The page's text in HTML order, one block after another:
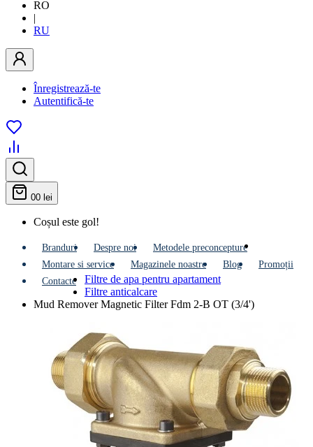
RO
|
RU
Înregistrează-te
Autentifică-te
00 lei
Coșul este gol!
Branduri Despre noi
Metodele preconcepture
Montare si service
Мagazinele noastre Blog
Promoții
Contacte
Filtre de apa pentru apartament
Filtre anticalcare
Mud Remover Magnetic Filter Fdm 2-B OT (3/4')